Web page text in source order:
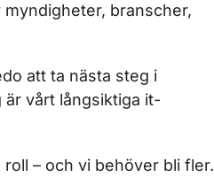
branscher,
att ta nästa steg i
vårt långsiktiga it-
– och vi behöver bli fler.